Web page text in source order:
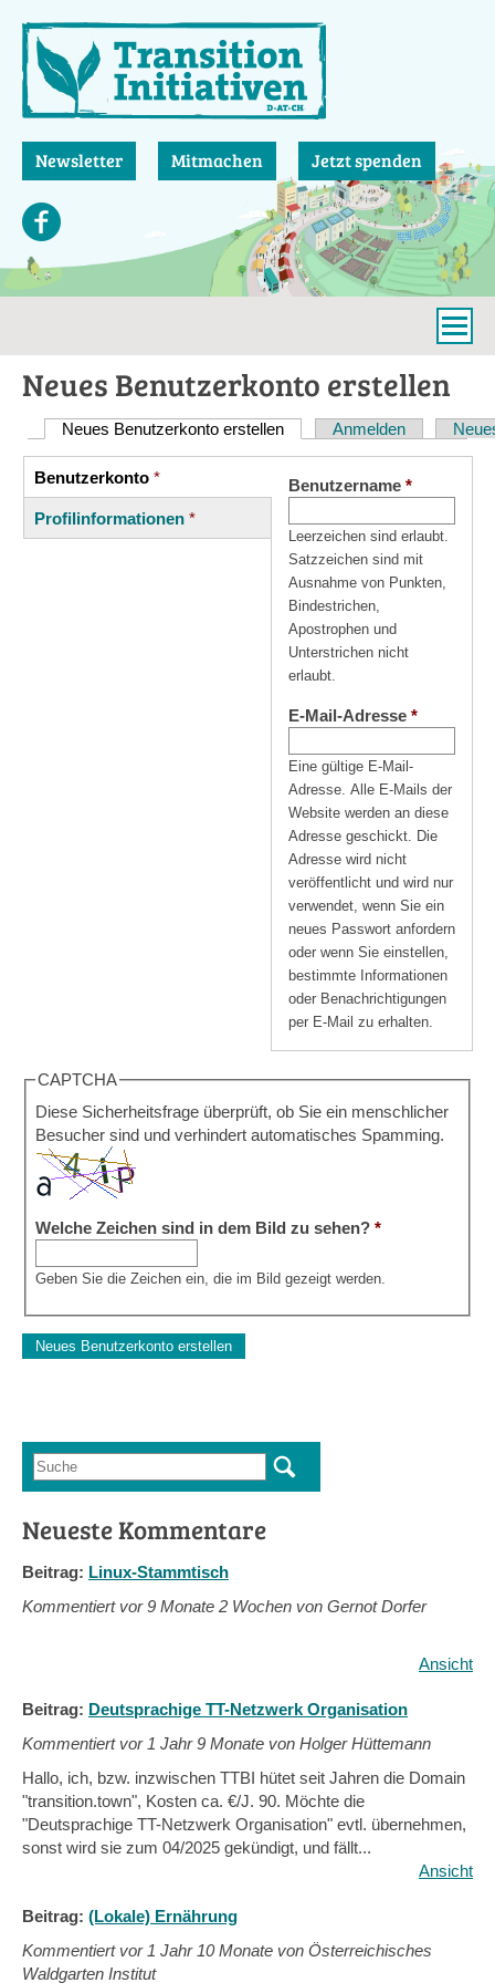
zum
Inhalt
Newsletter Mitmachen Jetzt spenden
Neues Benutzerkonto erstellen
Haupt-
Reiter
Neues Benutzerkonto erstellen (aktiver Reiter)
Anmelden
Vertikale
Reiter
Benutzerkonto *
(aktiver
Reiter)
Profilinformationen *
Benutzername *
Leerzeichen sind erlaubt.
Satzzeichen sind mit
Ausnahme von Punkten,
Bindestrichen,
Apostrophen und
Unterstrichen nicht
erlaubt.
E-Mail-Adresse *
Eine gültige E-Mail-
Adresse. Alle E-Mails der
Website werden an diese
Adresse geschickt. Die
Adresse wird nicht
veröffentlicht und wird nur
verwendet, wenn Sie ein
neues Passwort anfordern
oder wenn Sie einstellen,
bestimmte Informationen
oder Benachrichtigungen
per E-Mail zu erhalten.
CAPTCHA
Diese Sicherheitsfrage überprüft, ob Sie ein menschlicher
Besucher sind und verhindert automatisches Spamming.
Welche Zeichen sind in dem Bild zu sehen? *
Geben Sie die Zeichen ein, die im Bild gezeigt werden.
Suchformular
Suche
Neueste Kommentare
Beitrag: Linux-Stammtisch
Kommentiert vor9 Monate 2 Wochen von Gernot Dorfer
Ansicht
Beitrag: Deutsprachige TT-Netzwerk Organisation
Kommentiert vor 1 Jahr 9 Monate von Holger Hüttemann
Hallo, ich, bzw. inzwischen TTBI hütet seit Jahren die Domain
"transition.town", Kosten ca. €/J. 90. Möchte die
"Deutsprachige TT-Netzwerk Organisation" evtl. übernehmen,
sonst wird sie zum 04/2025 gekündigt, und fällt...
Ansicht
Beitrag: (Lokale) Ernährung
Kommentiert vor 1 Jahr 10 Monate von Österreichisches
Waldgarten Institut